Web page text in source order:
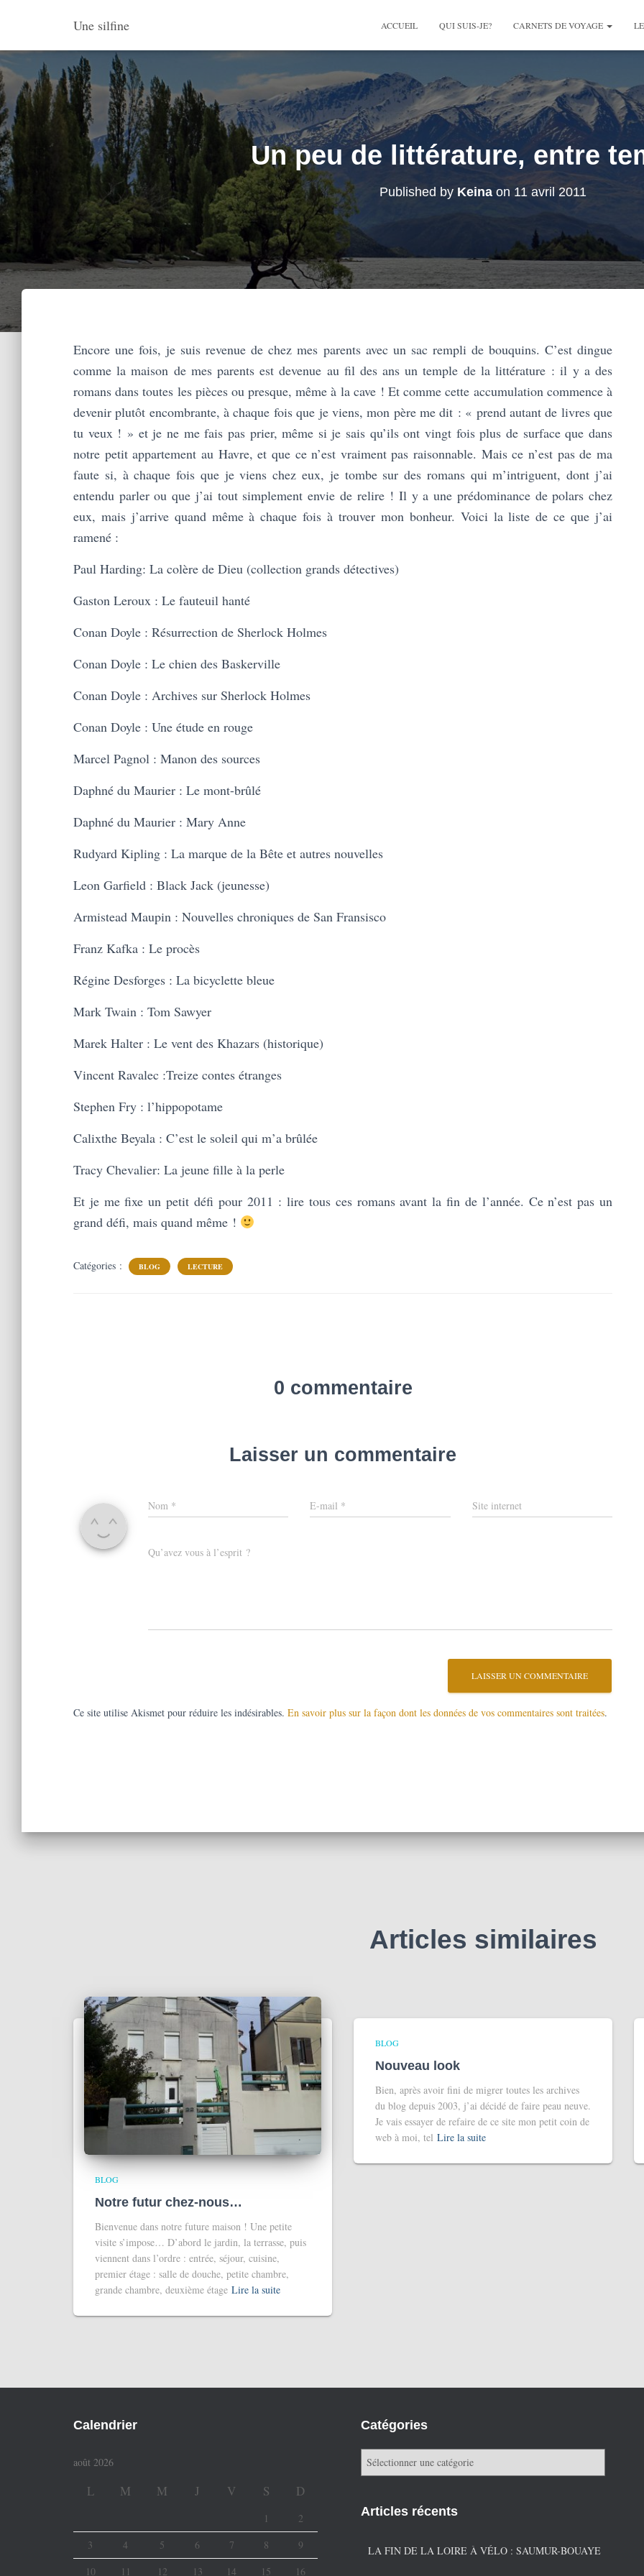
Une silfine ACCUEIL QUI SUIS-JE? CARNETS DE VOYAGE
Un peu de littérature, entre
Published by Keina on 11 avril 2011
Encore une fois, je suis revenue de chez mes parents avec un sac rempli de bouquins. C’est dingue
comme la maison de mes parents est devenue au fil des ans un temple de la littérature : il y a des
romans dans toutes les pièces ou presque, même à la cave ! Et comme cette accumulation commence à
devenir plutôt encombrante, à chaque fois que je viens, mon père me dit : « prend autant de livres que
tu veux ! » et je ne me fais pas prier, même si je sais qu’ils ont vingt fois plus de surface que dans
notre petit appartement au Havre, et que ce n’est vraiment pas raisonnable. Mais ce n’est pas de ma
faute si, à chaque fois que je viens chez eux, je tombe sur des romans qui m’intriguent, dont j’ai
entendu parler ou que j’ai tout simplement envie de relire ! Il y a une prédominance de polars chez
eux, mais j’arrive quand même à chaque fois à trouver mon bonheur. Voici la liste de ce que j’ai
ramené :
Paul Harding: La colère de Dieu (collection grands détectives)
Gaston Leroux : Le fauteuil hanté
Conan Doyle : Résurrection de Sherlock Holmes
Conan Doyle : Le chien des Baskerville
Conan Doyle : Archives sur Sherlock Holmes
Conan Doyle : Une étude en rouge
Marcel Pagnol : Manon des sources
Daphné du Maurier : Le mont-brûlé
Daphné du Maurier : Mary Anne
Rudyard Kipling : La marque de la Bête et autres nouvelles
Leon Garfield : Black Jack (jeunesse)
Armistead Maupin : Nouvelles chroniques de San Fransisco
Franz Kafka : Le procès
Régine Desforges : La bicyclette bleue
Mark Twain : Tom Sawyer
Marek Halter : Le vent des Khazars (historique)
Vincent Ravalec :Treize contes étranges
Stephen Fry : l’hippopotame
Calixthe Beyala : C’est le soleil qui m’a brûlée
Tracy Chevalier: La jeune fille à la perle
Et je me fixe un petit défi pour 2011 : lire tous ces romans avant la fin de l’année. Ce n’est pas un
grand défi, mais quand même !
Catégories : BLOG LECTURE
0 commentaire
Laisser un commentaire
Nom * E-mail * Site internet
Qu’avez vous à l’esprit ?
Ce site utilise Akismet pour réduire les indésirables. En savoir plus sur la façon dont les données de vos commentaires sont traitées.
Articles similaires
BLOG
Notre futur chez-nous…
Bienvenue dans notre future maison ! Une petite
visite s’impose… D’abord le jardin, la terrasse, puis
viennent dans l’ordre : entrée, séjour, cuisine,
premier étage : salle de douche, petite chambre,
grande chambre, deuxième étage Lire la suite
BLOG
Nouveau look
Bien, après avoir fini de migrer toutes les archives
du blog depuis 2003, j’ai décidé de faire peau neuve.
Je vais essayer de refaire de ce site mon petit coin de
web à moi, tel Lire la suite
Calendrier
août 2026
L M M J V S D
1
2
3
4 5 6 7 8
9
10
11 12 13 14 15 16
Catégories
a
é
gArticles récents
LA FIN DE LA LOIRE À VÉLO : SAUMUR-BOUAYE